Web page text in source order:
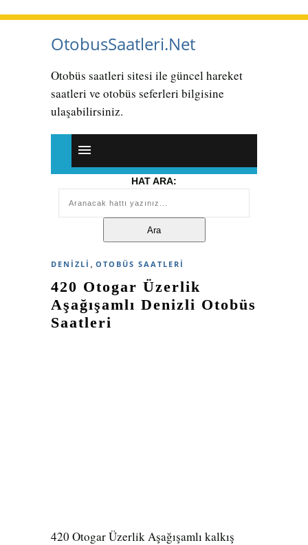
OtobusSaatleri.Net
Otobüs saatleri sitesi ile güncel hareket
saatleri ve otobüs seferleri bilgisine
ulaşabilirsiniz.
HAT ARA:
DENIZLI OTOBÜS SAATLERI
420 Otogar Üzerlik
Aşağışamlı Denizli Otobüs
Saatleri
420 Otogar Üzerlik Aşağışamlı kalkış